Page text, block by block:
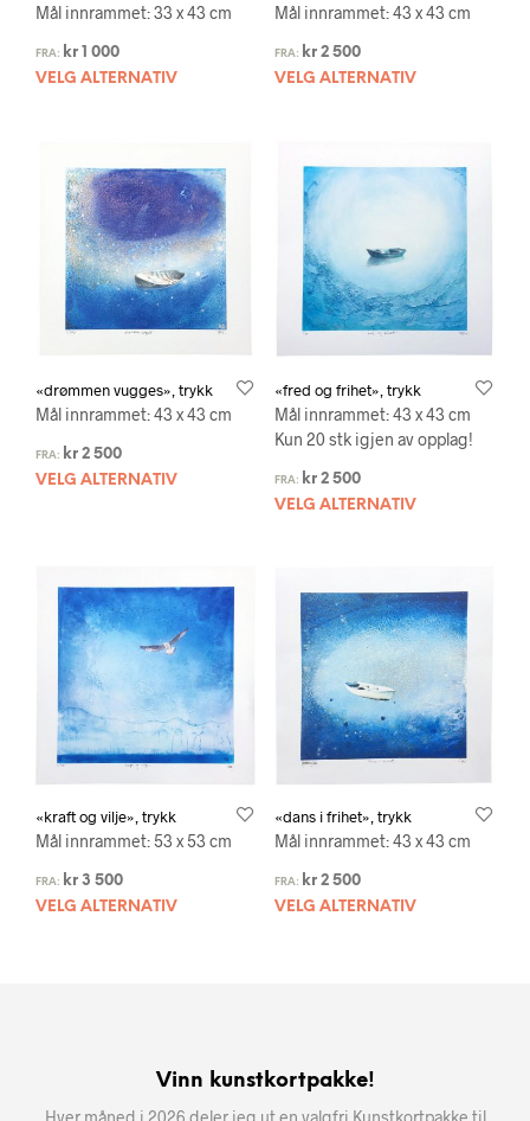
Mål innrammet: 33 x 43 cm
FRA: kr 1 000
VELG ALTERNATIV
Mål innrammet: 43 x 43 cm
FRA: kr2 500
VELG ALTERNATIV
«drømmen vugges», trykk
Mål innrammet: 43 x 43 cm
FRA: kr 2 500
VELG ALTERNATIV
«fred og frihet», trykk
Mål innrammet: 43 x 43 cm
Kun 20 stk igjen av opplag!
FRA: kr2 500
VELG ALTERNATIV
«kraft og vilje», trykk
Mål innrammet: 53 x 53 cm
FRA: kr 3 500
VELG ALTERNATIV
«dans i frihet», trykk
Mål innrammet: 43 x 43 cm
FRA: kr2 500
VELG ALTERNATIV
Vinn kunstkortpakke!
Hver måned i 2026 deler jeg ut en valgfri Kunstkortpakke til